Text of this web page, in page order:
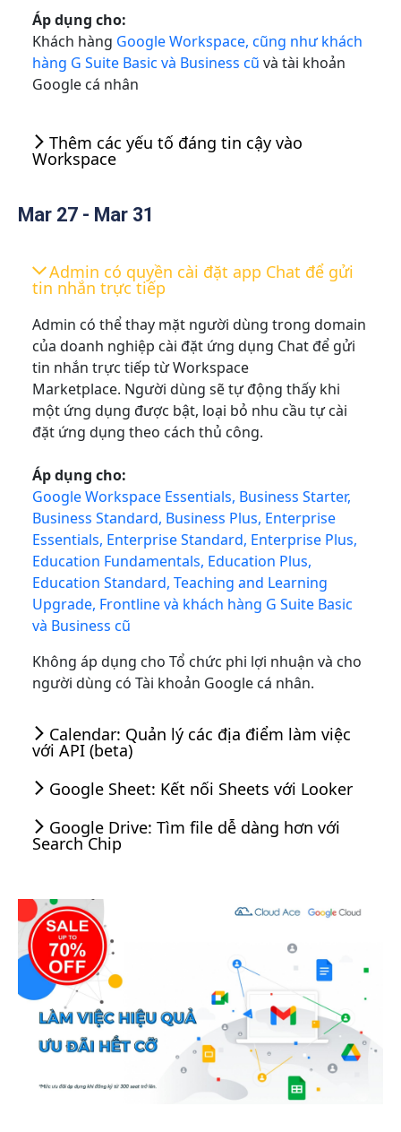
Áp dụng cho:
Khách hàng Google Workspace, cũng như khách
hàng G Suite Basic và Business cũ và tài khoản
Google cá nhân
Thêm các yếu tố đáng tin cậy vào
Workspace
Mar 27 - Mar 31
Admin có quyền cài đặt app Chat để gửi
tin nhắn trực tiếp
Admin có thể thay mặt người dùng trong domain
của doanh nghiệp cài đặt ứng dụng Chat để gửi
tin nhắn trực tiếp từ Workspace
Marketplace. Người dùng sẽ tự động thấy khi
một ứng dụng được bật, loại bỏ nhu cầu tự cài
đặt ứng dụng theo cách thủ công.
Áp dụng cho:
Google Workspace Essentials, Business Starter,
Business Standard, Business Plus, Enterprise
Essentials, Enterprise Standard, Enterprise Plus,
Education Fundamentals, Education Plus,
Education Standard, Teaching and Learning
Upgrade, Frontline và khách hàng G Suite Basic
và Business cũ
Không áp dụng cho Tổ chức phi lợi nhuận và cho
người dùng có Tài khoản Google cá nhân.
Calendar: Quản lý các địa điểm làm việc
với API (beta)
Google Sheet: Kết nối Sheets với Looker
Google Drive: Tìm file dễ dàng hơn với
Search Chip